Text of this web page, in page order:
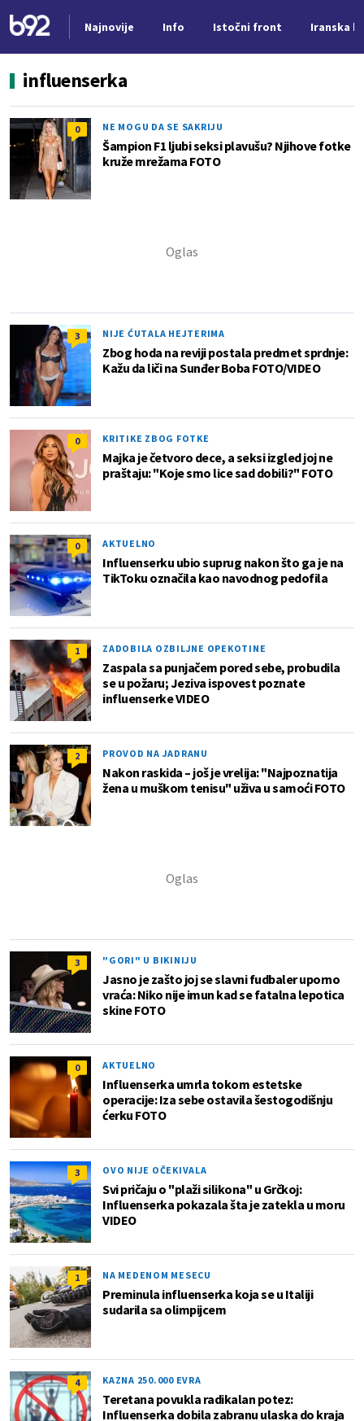
Najnovije Info Istočni front Iranska
influenserka
0 NE MOGU DA SE SAKRIJU
Šampion F1 ljubi seksi plavušu? Njihove fotke
kruže mrežama FOTO
3 NIJE ĆUTALA HEJTERIMA
Zbog hoda na reviji postala predmet sprdnje:
Kažu da liči na Sunđer Boba FOTO/VIDEO
0 KRITIKE ZBOG FOTKE
Majka je četvoro dece, a seksi izgled joj ne
praštaju: "Koje smo lice sad dobili?" FOTO
0 AKTUELNO
Influenserku ubio suprug nakon što ga je na
TikToku označila kao navodnog pedofila
1 ZADOBILA OZBILJNE OPEKOTINE
Zaspala sa punjačem pored sebe, probudila
se u požaru; Jeziva ispovest poznate
influenserke VIDEO
2 PROVOD NA JADRANU
Nakon raskida – još je vrelija: "Najpoznatija
žena u muškom tenisu" uživa u samoći FOTO
3 "GORI" U BIKINIJU
Jasno je zašto joj se slavni fudbaler uporno
vraća: Niko nije imun kad se fatalna lepotica
skine FOTO
0 AKTUELNO
Influenserka umrla tokom estetske
operacije: Iza sebe ostavila šestogodišnju
ćerku FOTO
3 OVO NIJE OČEKIVALA
Svi pričaju o "plaži silikona" u Grčkoj:
Influenserka pokazala šta je zatekla u moru
VIDEO
1 NA MEDENOM MESECU
Preminula influenserka koja se u Italiji
sudarila sa olimpijcem
4 KAZNA 250.000 EVRA
Teretana povukla radikalan potez:
Influenserka dobila zabranu ulaska do kraja